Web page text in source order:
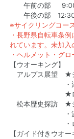
午前の部 9:00
午後の部 12:30
※サイクリングコー
・長野県自転車条
れています。未加入
・ヘルメット・グ
【ウオーキング】
アルプス展望 ★
・温泉コ
★ロングコ
松本歴史探訪 ★
・温泉コ
・ロングコ
【ガイド付きウオー